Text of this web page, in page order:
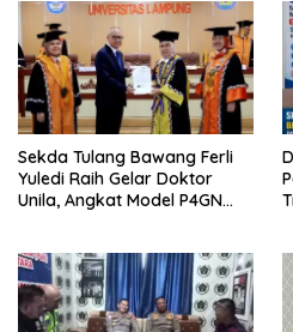
Lampung
Sekda Tulang Bawang Ferli
Yuledi Raih Gelar Doktor
Unila, Angkat Model P4GN